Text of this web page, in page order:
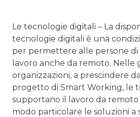
Le tecnologie digitali – La
tecnologie digitali è una
per permettere alle persone di
lavoro anche da remoto. Nelle
organizzazioni, a prescindere
progetto di Smart Working, le
supportano il lavoro da remoto
modo particolare le soluzioni